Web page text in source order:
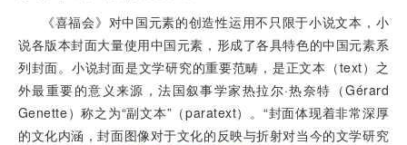
《喜福会》对中国元素的创造性运用不只限于小说文本，小
说各版本封面大量使用中国元素，形成了各具特色的中国元素系
列封面。小说封面是文学研究的重要范畴，是正文本（text）之
外最重要的意义来源，法国叙事学家热拉尔·热奈特（Gérard
Genette）称之为“副文本”（paratext）。“封面体现着非常深厚
的文化内涵，封面图像对于文化的反映与折射对当今的文学研究